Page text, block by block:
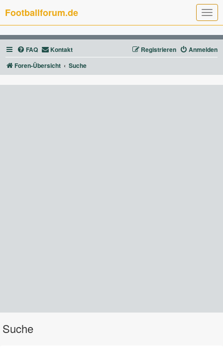
T
o
g
g
l
e
n
g
Footballforum.de
FAQ Kontakt Anmelden
Registrieren
Foren-Übersicht
Suche
Suche